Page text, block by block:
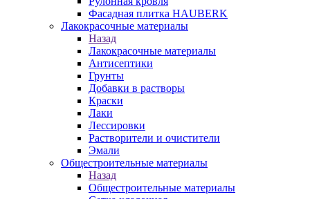
Фасадная плитка HAUBERK
Лакокрасочные материалы
Назад
Лакокрасочные материалы
Антисептики
Грунты
Добавки в растворы
Краски
Лаки
Лессировки
Растворители и очистители
Эмали
Общестроительные материалы
Назад
Общестроительные материалы